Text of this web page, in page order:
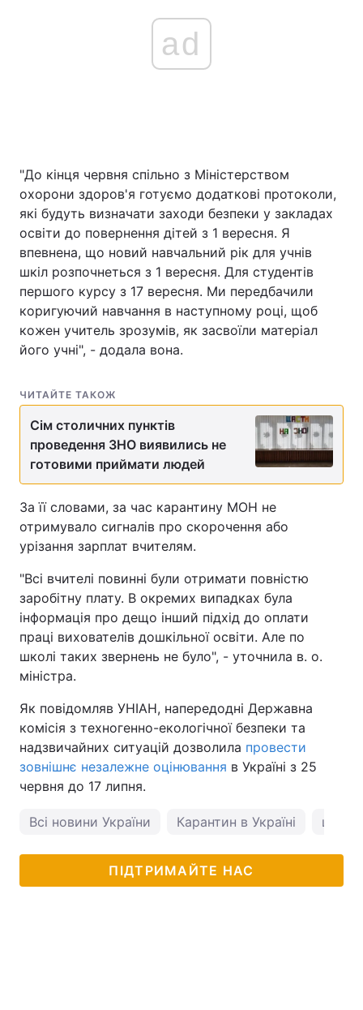
ad
"До кінця червня спільно з Міністерством
охорони здоров'я готуємо додаткові протоколи,
які будуть визначати заходи безпеки у закладах
освіти до повернення дітей з 1 вересня. Я
впевнена, що новий навчальний рік для учнів
шкіл розпочнеться з 1 вересня. Для студентів
першого курсу з 17 вересня. Ми передбачили
коригуючий навчання в наступному році, щоб
кожен учитель зрозумів, як засвоїли матеріал
його учні", - додала вона.
ЧИТАЙТЕ ТАКОЖ
Сім столичних пунктів
проведення ЗНО виявились не
готовими приймати людей
За її словами, за час карантину МОН не
отримувало сигналів про скорочення або
урізання зарплат вчителям.
"Всі вчителі повинні були отримати повністю
заробітну плату. В окремих випадках була
інформація про дещо інший підхід до оплати
праці вихователів дошкільної освіти. Але по
школі таких звернень не було", - уточнила в. о.
міністра.
Як повідомляв УНІАН, напередодні Державна
комісія з техногенно-екологічної безпеки та
надзвичайних ситуацій дозволила провести
зовнішнє незалежне оцінювання в Україні з 25
червня до 17 липня.
Всі новини України Карантин в Україні школи
ПІДТРИМАЙТЕ НАС